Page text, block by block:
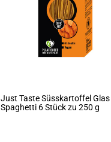
Just Taste Süsskartoffel Glas
Spaghetti 6 Stück zu 250 g